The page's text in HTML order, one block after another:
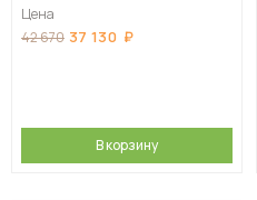
Цена
42 670 37 130
В корзину